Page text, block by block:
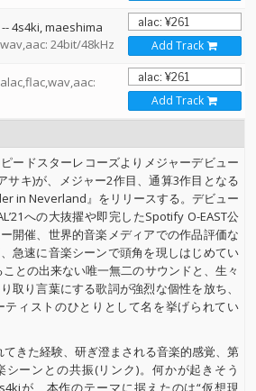
--4s4ki maeshima
24bit/48kHz Add Track
alac,flac,wav,aac:
Add Track
ードスターレコーズよりメジャーデビュー
サキ)が、メジャー2作目、通算3作目となる
in Neverland』をリリースする。デビュー
への大抜擢や即完したSpotify O-EAST公
開催、世界的音楽メディアでの作品評価な
急速に音楽シーンで頭角を現しはじめてい
との出来ない唯一無二のサウンドと、生々
取り言葉にする歌詞が強烈な個性を放ち、
ティストのひとりとして名を挙げられてい
きた経験、研ぎ澄まされる音楽的感覚、第
ーンとの共振(リンク)。何かが起きそう
が、本作のテーマに据えたのは“仮想現